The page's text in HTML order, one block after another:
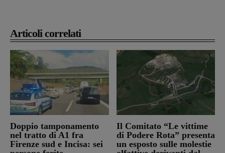
Articoli correlati
Doppio tamponamento
nel tratto di A1 fra
Firenze sud e Incisa: sei
Il Comitato “Le vittime
di Podere Rota” presenta
un esposto sulle molestie